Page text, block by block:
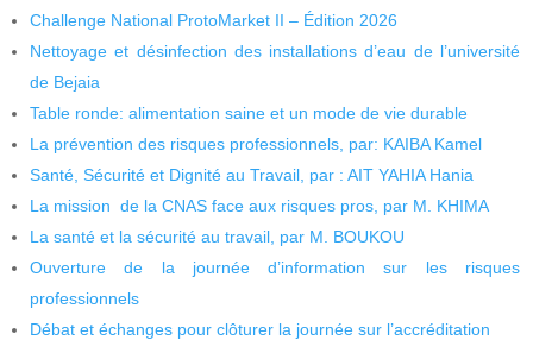
Challenge National ProtoMarket II – Édition 2026
Nettoyage et désinfection des installations d’eau de l’université
de Bejaia
Table ronde: alimentation saine et un mode de vie durable
La prévention des risques professionnels, par: KAIBA Kamel
Santé, Sécurité et Dignité au Travail, par : AIT YAHIA Hania
La mission de la CNAS face aux risques pros, par M. KHIMA
La santé et la sécurité au travail, par M. BOUKOU
Ouverture de la journée d’information sur les risques
professionnels
Débat et échanges pour clôturer la journée sur l’accréditation